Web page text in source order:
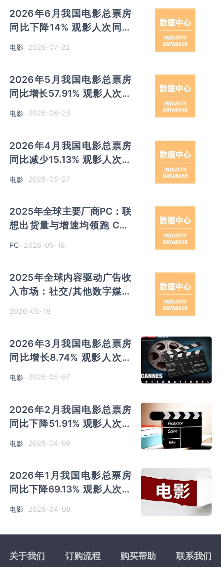
2026年6月我国电影总票房
同比下降14% 观影人次同比
下降7.8% 放映场次同比增长
2%
电影 2026-07-22
2026年5月我国电影总票房
同比增长57.91% 观影人次同
增长25.55%
电影 2026-06-26
2026年4月我国电影总票房
同比减少15.13% 观影人次同
增长2.48%
电影 2026-05-27
2025年全球主要厂商PC：联
想出货量与增速均领跑 CR3
PC 2026-05-18
2025年全球内容驱动广告收
入市场：社交/其他数字媒体
2026-05-18
2026年3月我国电影总票房
同比增长8.74% 观影人次同
比增长10.21% 放映场次同比
增长14.01%
电影 2026-05-07
2026年2月我国电影总票房
同比下降51.91% 观影人次同
12.71%
电影 2026-04-09
2026年1月我国电影总票房
同比下降69.13% 观影人次同
比下降62.65% 平均票价下降
电影 2026-04-08
关于我们 订购流程 购买帮助 联系我们